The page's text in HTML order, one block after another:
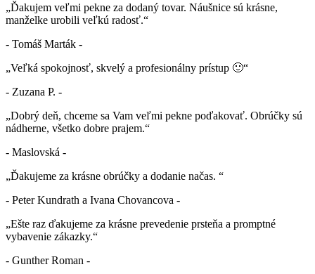
„Ďakujem veľmi pekne za dodaný tovar. Náušnice sú krásne,
manželke urobili veľkú radosť.“
- Tomáš Marták -
„Veľká spokojnosť, skvelý a profesionálny prístup 🙂“
- Zuzana P. -
„Dobrý deň, chceme sa Vam veľmi pekne poďakovať. Obrúčky sú
nádherne, všetko dobre prajem.“
- Maslovská -
„Ďakujeme za krásne obrúčky a dodanie načas. “
- Peter Kundrath a Ivana Chovancova -
„Ešte raz ďakujeme za krásne prevedenie prsteňa a promptné
vybavenie zákazky.“
- Gunther Roman -